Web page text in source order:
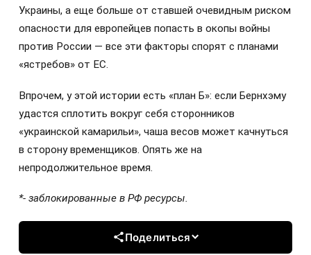
Украины, а еще больше от ставшей очевидным риском
опасности для европейцев попасть в окопы войны
против России — все эти факторы спорят с планами
«ястребов» от ЕС.
Впрочем, у этой истории есть «план Б»: если Бернхэму
удастся сплотить вокруг себя сторонников
«украинской камарильи», чаша весов может качнуться
в сторону временщиков. Опять же на
непродолжительное время.
*- заблокированные в РФ ресурсы.
Поделиться